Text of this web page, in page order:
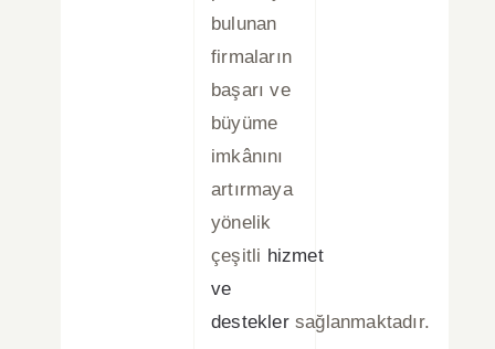
bulunan
firmaların
başarı ve
büyüme
imkânını
artırmaya
yönelik
çeşitli hizmet
ve
desteklersağlanmaktadır.